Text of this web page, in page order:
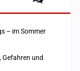
– im Sommer
Gefahren und